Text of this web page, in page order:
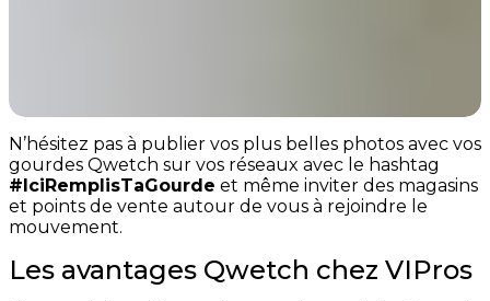
N’hésitez pas à publier vos plus belles photos avec vos
gourdes Qwetch sur vos réseaux avec le hashtag
#IciRemplisTaGourde et même inviter des magasins
et points de vente autour de vous à rejoindre le
mouvement.
Les avantages Qwetch chez VIPros